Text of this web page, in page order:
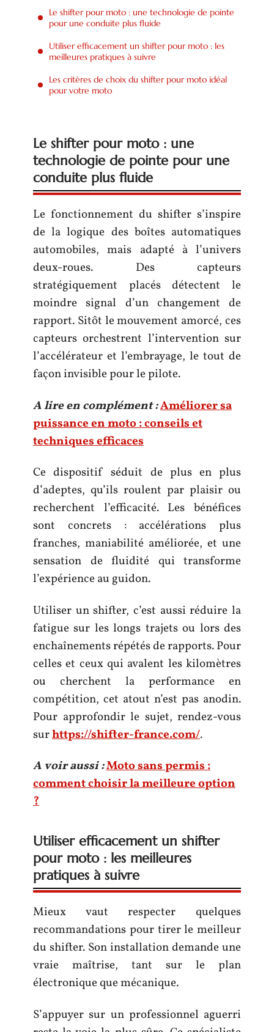
Le shifter pour moto : une technologie de pointe
pour une conduite plus fluide
Utiliser efficacement un shifter pour moto : les
meilleures pratiques à suivre
Les critères de choix du shifter pour moto idéal
pour votre moto
Le shifter pour moto : une
technologie de pointe pour une
conduite plus fluide
Le fonctionnement du shifter s’inspire
de la logique des boîtes automatiques
automobiles, mais adapté à l’univers
deux-roues. Des capteurs
stratégiquement placés détectent le
moindre signal d’un changement de
rapport. Sitôt le mouvement amorcé, ces
capteurs orchestrent l’intervention sur
l’accélérateur et l’embrayage, le tout de
façon invisible pour le pilote.
A lire en complément :Améliorer sa
puissance en moto : conseils et
techniques efficaces
Ce dispositif séduit de plus en plus
d’adeptes, qu’ils roulent par plaisir ou
recherchent l’efficacité. Les bénéfices
sont concrets : accélérations plus
franches, maniabilité améliorée, et une
sensation de fluidité qui transforme
l’expérience au guidon.
Utiliser un shifter, c’est aussi réduire la
fatigue sur les longs trajets ou lors des
enchaînements répétés de rapports. Pour
celles et ceux qui avalent les kilomètres
ou cherchent la performance en
compétition, cet atout n’est pas anodin.
Pour approfondir le sujet, rendez-vous
surhttps://shifter-france.com/.
A voir aussi :Moto sans permis :
comment choisir la meilleure option
?
Utiliser efficacement un shifter
pour moto : les meilleures
pratiques à suivre
Mieux vaut respecter quelques
recommandations pour tirer le meilleur
du shifter. Son installation demande une
vraie maîtrise, tant sur le plan
électronique que mécanique.
S’appuyer sur un professionnel aguerri